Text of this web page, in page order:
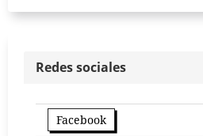
Redes sociales
Facebook